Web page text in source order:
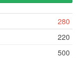
280
220
500